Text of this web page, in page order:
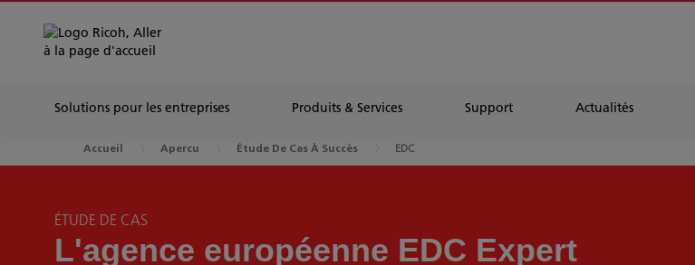
Solutions pour les entreprises Produits & Services Support Actualités
Accueil Apercu Étude De Cas À Succès EDC
ÉTUDE DE CAS
L'agence européenne EDC Expert